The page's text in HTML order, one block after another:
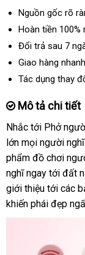
Nguồn gốc rõ
Hoàn tiền 100%
Đổi trả sau 7
Giao hàng
Tác dụng thay
Mô tả chi tiết
Nhắc tới Phở
lớn ở
đâu
mọi người
phẩm đồ chơi
nghĩ ngay tới đất
giới thiệu tới lấy
hàng
các
khiến phái đẹp